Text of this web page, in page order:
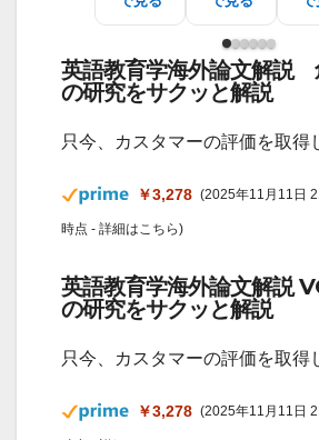
英語教育学海外論文解説
の研究をサクッと解説
只今、カスタマーの評価を取得
￥3,278 (2025年11月11日
時点 - 詳細はこちら)
英語教育学海外論文解説
の研究をサクッと解説
只今、カスタマーの評価を取得
￥3,278 (2025年11月11日